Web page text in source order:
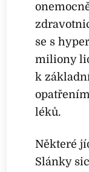
se s
miliony
k
léků.
Některé
Slánky